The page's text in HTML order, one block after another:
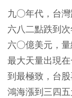
九○年代，台灣
六八二點跌到
六○億美元，
最大天量出現
到最極致，台
鴻海漲到三四